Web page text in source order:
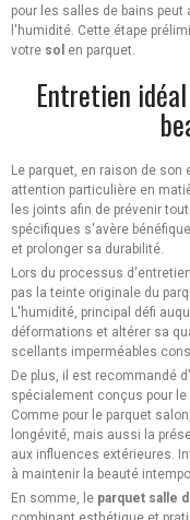
pour les salles de bains
l'humidité. Cette étape
votre sol en parquet.
Entretien
Le parquet, en raison de
attention particulière en
les joints afin de prévenir
spécifiques s'avère
et prolonger sa durabilité.
Lors du processus
pas la teinte originale du
L'humidité, principal défi
déformations et altérer sa
scellants imperméables
De plus, il est recommandé
spécialement conçus pour le
Comme pour le parquet
longévité, mais aussi la
aux influences extérieures.
à maintenir la beauté
En somme, le parquet salle